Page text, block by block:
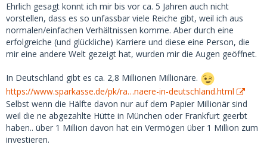
Ehrlich gesagt konnt ich mir bis vor ca. 5 Jahren auch nicht
vorstellen, dass es so unfassbar viele Reiche gibt, weil ich aus
normalen/einfachen Verhältnissen komme. Aber durch eine
erfolgreiche (und glückliche) Karriere und diese eine Person, die
mir eine andere Welt gezeigt hat, wurden mir die Augen geöffnet.
In Deutschland gibt es ca. 2,8 Millionen Millionäre.
https://www.sparkasse.de/pk/ra…naere-in-deutschland.html
Selbst wenn die Hälfte davon nur auf dem Papier Millionär sind
weil die ne abgezahlte Hütte in München oder Frankfurt geerbt
haben.. über 1 Million davon hat ein Vermögen über 1 Million zum
investieren.